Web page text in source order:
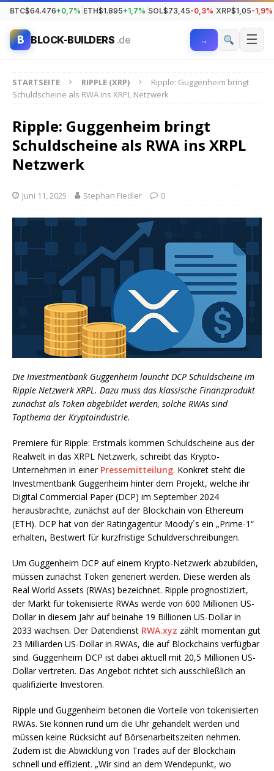
BTC$64.476+0,7% ETH$1.895+1,7% SOL$73,45-0,3% XRP$1,05-1,9%
B BLOCK-BUILDERS .de → ☰
STARTSEITE RIPPLE (XRP)
Ripple: Guggenheim bringt
Schuldscheine als RWA ins XRPL Netzwerk
Ripple: Guggenheim bringt
Schuldscheine als RWA ins XRPL
Netzwerk
Juni 11, 2025 Stephan Fiedler 0
Die Investmentbank Guggenheim launcht DCP Schuldscheine im
Ripple Netzwerk XRPL. Dazu muss das klassische Finanzprodukt
zunächst als Token abgebildet werden, solche RWAs sind
Topthema der Kryptoindustrie.
Premiere für Ripple: Erstmals kommen Schuldscheine aus der
Realwelt in das XRPL Netzwerk, schreibt das Krypto-
Unternehmen in einer Pressemitteilung. Konkret steht die
Investmentbank Guggenheim hinter dem Projekt, welche ihr
Digital Commercial Paper (DCP) im September 2024
herausbrachte, zunächst auf der Blockchain von Ethereum
(ETH). DCP hat von der Ratingagentur Moody´s ein „Prime-1“
erhalten, Bestwert für kurzfristige Schuldverschreibungen.
Um Guggenheim DCP auf einem Krypto-Netzwerk abzubilden,
müssen zunächst Token generiert werden. Diese werden als
Real World Assets (RWAs) bezeichnet. Ripple prognostiziert,
der Markt für tokenisierte RWAs werde von 600 Millionen US-
Dollar in diesem Jahr auf beinahe 19 Billionen US-Dollar in
2033 wachsen. Der Datendienst RWA.xyz zählt momentan gut
23 Milliarden US-Dollar in RWAs, die auf Blockchains verfügbar
sind. Guggenheim DCP ist dabei aktuell mit 20,5 Millionen US-
Dollar vertreten. Das Angebot richtet sich ausschließlich an
qualifizierte Investoren.
Ripple und Guggenheim betonen die Vorteile von tokenisierten
RWAs. Sie können rund um die Uhr gehandelt werden und
müssen keine Rücksicht auf Börsenarbeitszeiten nehmen.
Zudem ist die Abwicklung von Trades auf der Blockchain
schnell und effizient. „Wir sind an dem Wendepunkt, wo